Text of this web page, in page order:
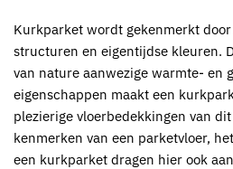
Kurkparket wordt gekenmerkt
structuren en eigentijdse kleuren.
van nature aanwezige warmte- en
eigenschappen maakt een
plezierige vloerbedekkingen van
kenmerken van een parketvloer,
een kurkparket dragen hier ook